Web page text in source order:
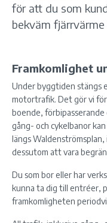
för att du som
bekväm
Framkomlighet
Under byggtiden stängs
motortrafik. Det gör vi
boende, förbipasserande
gång- och cykelbanor
längs
dessutom att vara
Du som bor eller har
kunna ta dig till entréer,
framkomligheten